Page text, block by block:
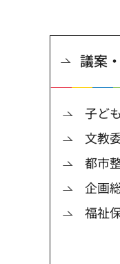
議案
子ど
文教
都市
企画
福祉